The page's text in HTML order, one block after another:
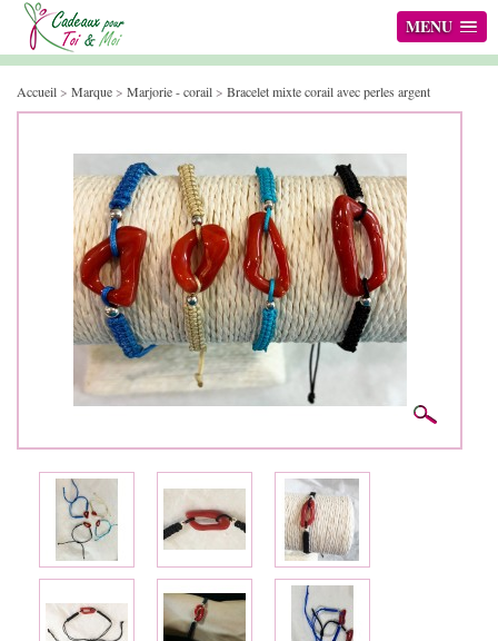
MENU
Accueil> Marque> Marjorie - corail> Bracelet mixte corail avec perles argent